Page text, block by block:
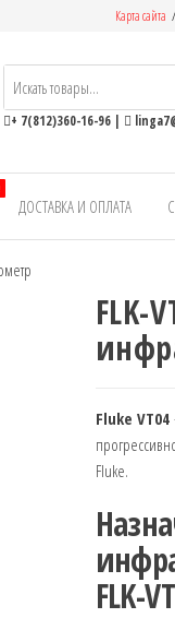
Карта сайта
+ 7(812)360-16-96 |
ДОСТАВКА И ОПЛАТА
FLK-
Fluke VT04
Fluke.
FLK-